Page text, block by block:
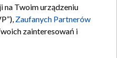
na Twoim urządzeniu
Zaufanych Partnerów
zainteresowań i